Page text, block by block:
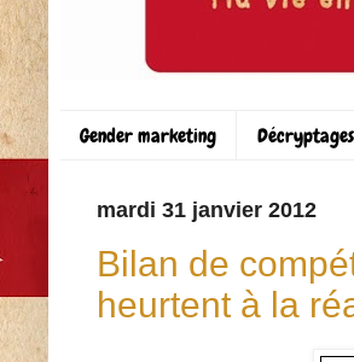
Gender marketing
mardi 31 janvier 2012
Bilan de
heurtent à la